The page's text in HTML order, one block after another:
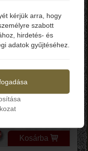
István 2352-F
Eco
ár: 28.990 Ft
Kosárba
kérjük arra, hogy
szabott
hirdetés- és
adatok gyűjtéséhez.